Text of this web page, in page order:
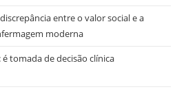
entre o valor social e a
moderna
tomada de decisão clínica